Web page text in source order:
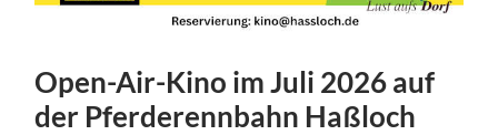
Open-Air-Kino im Juli 2026 auf
der Pferderennbahn Haßloch